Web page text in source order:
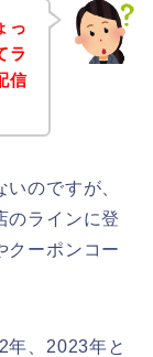
っ
ラ
信
のですが、
のラインに登
クーポンコー
年、2023年と